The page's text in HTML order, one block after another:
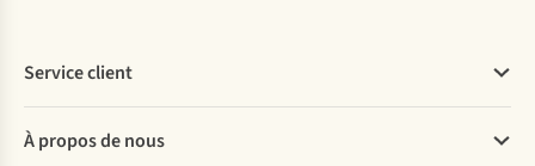
Service client
Commander
À propos de nous